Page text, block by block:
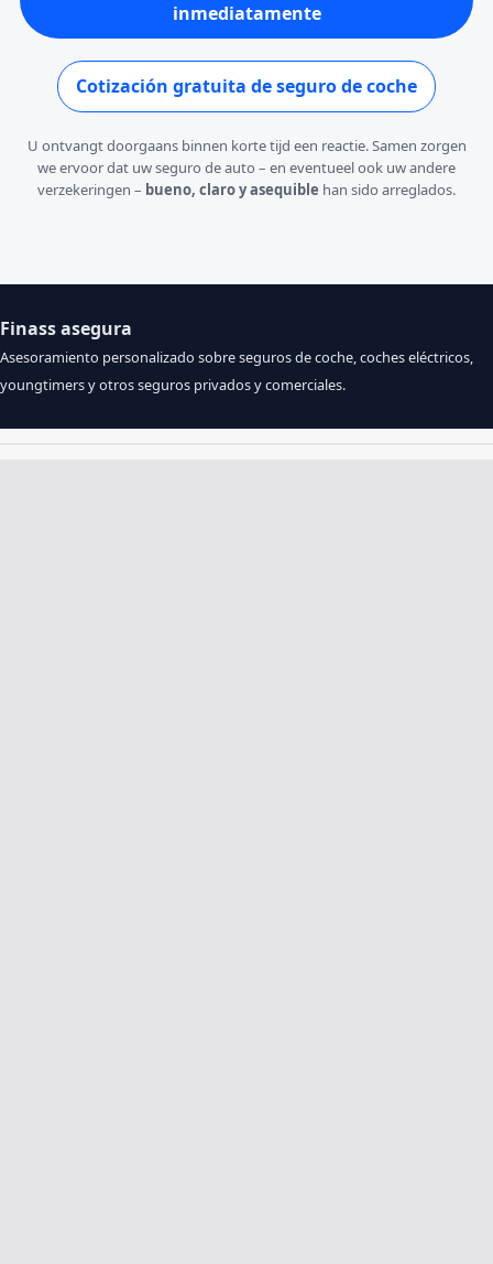
inmediatamente
Cotización gratuita de seguro de coche
U ontvangt doorgaans binnen korte tijd een reactie. Samen zorgen
we ervoor dat uw seguro de auto – en eventueel ook uw andere
verzekeringen – bueno, claro y asequible han sido arreglados.
Finass asegura
Asesoramiento personalizado sobre seguros de coche, coches eléctricos,
youngtimers y otros seguros privados y comerciales.